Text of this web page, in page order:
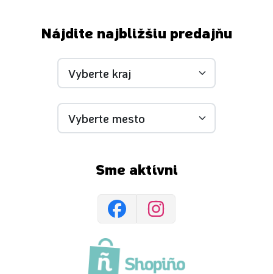
Nájdite najbližšiu predajňu
Sme aktívni